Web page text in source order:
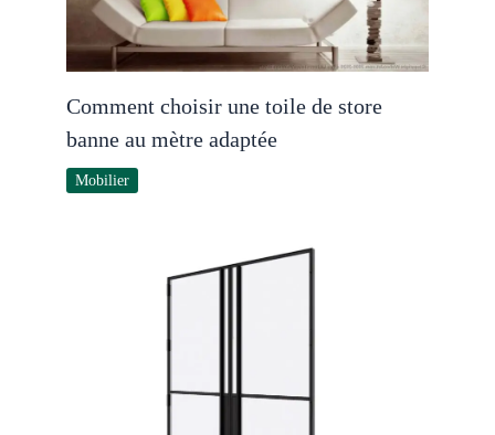
Comment choisir une toile de store
banne au mètre adaptée
Mobilier